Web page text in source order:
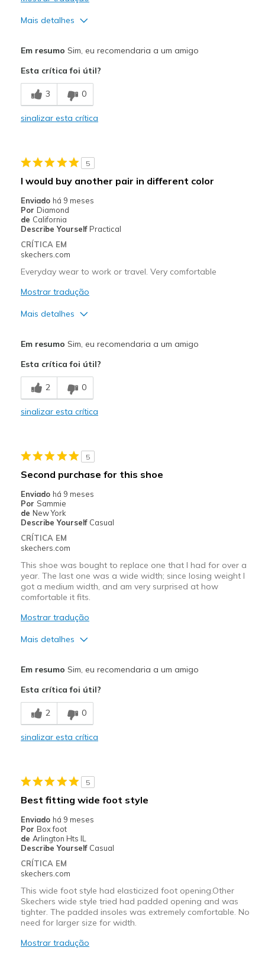
Mais detalhes
Comfortable
Contras
have not noticed any yet
Casual Wear
Sizing
View On Shoes
I'm Really Into Shoes
Em resumo Sim, eu recomendaria a um amigo
Esta crítica foi útil?
3 0
sinalizar esta crítica
5
I would buy another pair in different color
Enviado há 9 meses
Por Diamond
de California
Describe Yourself Practical
CRÍTICA EM
skechers.com
Everyday wear to work or travel. Very comfortable
Mostrar tradução
Mais detalhes
Breathe Well
Comfortable
Melhores utilizações
Travel
Width
Sizing
View On Shoes
Shoes are for Wearing
Em resumo Sim, eu recomendaria a um amigo
Esta crítica foi útil?
2 0
sinalizar esta crítica
5
Second purchase for this shoe
Enviado há 9 meses
Por Sammie
de New York
Describe Yourself Casual
CRÍTICA EM
skechers.com
This shoe was bought to replace one that I had for over a
year. The last one was a wide width; since losing weight I
got a medium width, and am very surprised at how
comfortable it fits.
Mostrar tradução
Mais detalhes
Comfortable
Contras
Need Break In
Casual Wear
Width
Sizing
Feels true to size
View On Shoes
Em resumo Sim, eu recomendaria a um amigo
Esta crítica foi útil?
2 0
sinalizar esta crítica
5
Best fitting wide foot style
Enviado há 9 meses
Por Box foot
de Arlington Hts IL
Describe Yourself Casual
CRÍTICA EM
skechers.com
This wide foot style had elasticized foot opening.Other
Skechers wide style tried had padded opening and was
tighter. The padded insoles was extremely comfortable. No
need for larger size for width.
Mostrar tradução